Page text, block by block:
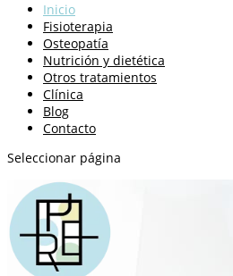
Inicio
Fisioterapia
Osteopatía
Nutrición y dietética
Otros tratamientos
Clínica
Blog
Contacto
Seleccionar página